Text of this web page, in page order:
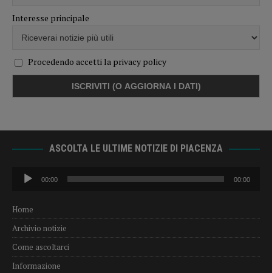
Interesse principale
Procedendo accetti la privacy policy
ASCOLTA LE ULTIME NOTIZIE DI PIACENZA
Audio
Player
00:00 00:00
Home
Archivio notizie
Come ascoltarci
Informazione